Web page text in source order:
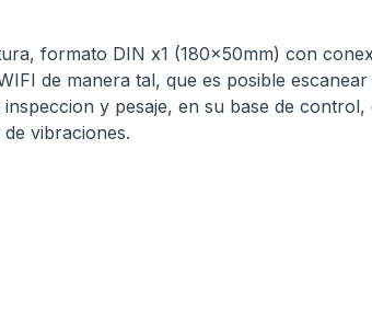
formato DIN x1 (180x50mm) con
de manera tal, que es posible
y pesaje, en su base de
vibraciones.